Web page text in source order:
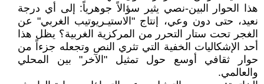
هذا الحوار البين-نصي يثير سؤالاً جوهرياً: إلى أي درجة
نعيد، حتى دون وعي، إنتاج "الاستيـريوتيب الغربي" عن
الغجر تحت ستار التحرر من المركزية الغربية؟ يظل هذا
أحد الإشكاليات الخفية التي تثري النص وتجعله جزءاً من
حوار ثقافي أوسع حول تمثيل "الآخر" بين المحلي
والعالمي.